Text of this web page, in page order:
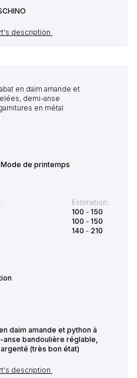
description
de printemps
Estimation:
100 - 150
100 - 150
140 - 210
daim amande et python à
bandoulière réglable,
(très bon état)
description